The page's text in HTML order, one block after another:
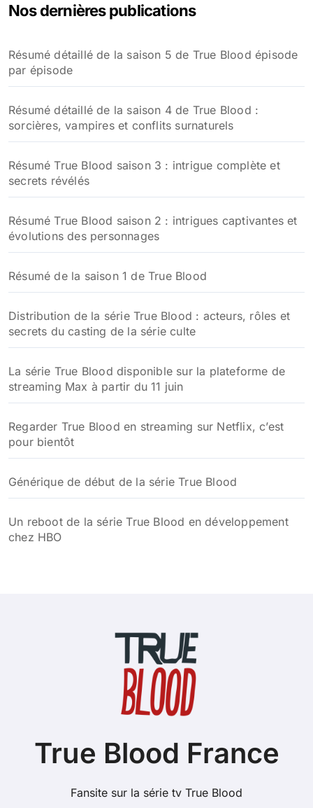
Nos dernières publications
Résumé détaillé de la saison 5 de True Blood épisode
par épisode
Résumé détaillé de la saison 4 de True Blood :
sorcières, vampires et conflits surnaturels
Résumé True Blood saison 3 : intrigue complète et
secrets révélés
Résumé True Blood saison 2 : intrigues captivantes et
évolutions des personnages
Résumé de la saison 1 de True Blood
Distribution de la série True Blood : acteurs, rôles et
secrets du casting de la série culte
La série True Blood disponible sur la plateforme de
streaming Max à partir du 11 juin
Regarder True Blood en streaming sur Netflix, c’est
pour bientôt
Générique de début de la série True Blood
Un reboot de la série True Blood en développement
chez HBO
True Blood France
Fansite sur la série tv True Blood